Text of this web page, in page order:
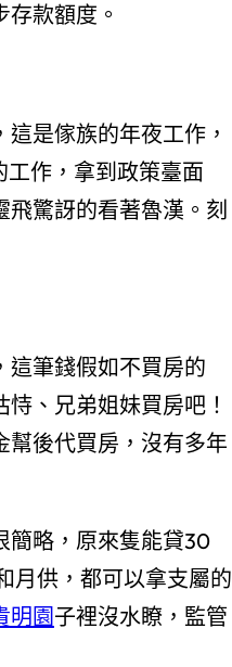
款額度。
是傢族的年夜工作，
作，拿到政策臺面
驚訝的看著魯漢。刻
這筆錢假如不買房的
恃、兄弟姐妹買房吧！
幫後代買房，沒有多年
簡略，原來隻能貸30
月供，都可以拿支屬的
明園子裡沒水瞭，監管